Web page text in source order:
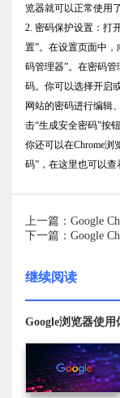
览器就可以正常使用了
2. 密码保护设置：打
置”。在设置页面中
码管理器”。在密码
码。你可以选择开启
网站的密码进行编辑
击“生成安全密码”按
你还可以在Chrome浏
码”，在这里也可以查
上一篇：Google
下一篇：Google
继续阅读
Google浏览器使